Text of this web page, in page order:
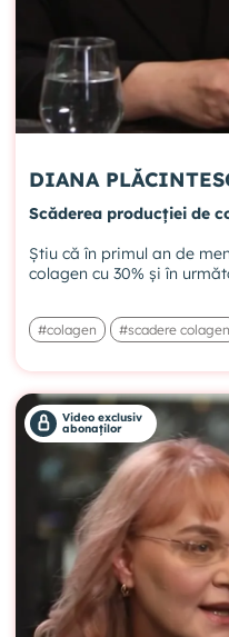
DIANA
Scăderea producției de
Știu că în primul an de
colagen cu 30% și în
#colagen #scadere colagen
Video exclusiv
abonaților